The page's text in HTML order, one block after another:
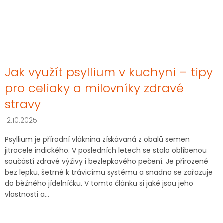
Jak využít psyllium v kuchyni – tipy
pro celiaky a milovníky zdravé
stravy
12.10.2025
Psyllium je přírodní vláknina získávaná z obalů semen
jitrocele indického. V posledních letech se stalo oblíbenou
součástí zdravé výživy i bezlepkového pečení. Je přirozeně
bez lepku, šetrné k trávicímu systému a snadno se zařazuje
do běžného jídelníčku. V tomto článku si jaké jsou jeho
vlastnosti a...